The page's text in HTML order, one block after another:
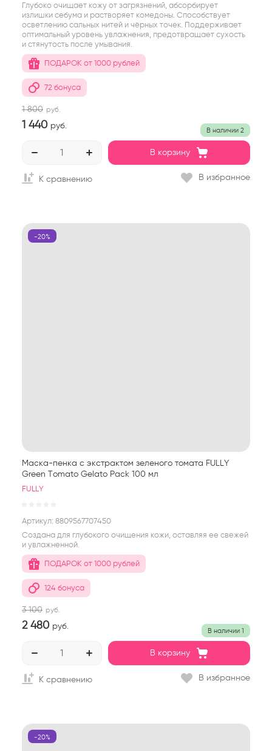
Глубоко очищает кожу от загрязнений, абсорбирует
излишки себума и растворяет комедоны. Способствует
осветлению сальных нитей и чёрных точек. Поддерживает
оптимальный уровень увлажнения, предотвращает сухость
и стянутость после умывания.
ПОДАРОК от 1000 рублей
72 бонуса
В наличии 2
1 800 руб.
1 440 руб.
В корзину
К сравнению В избранное
-20%
Маска-пенка с экстрактом зеленого томата FULLY
Green Tomato Gelato Pack 100 мл
FULLY
Артикул: 8809567707450
Создана для глубокого очищения кожи, оставляя ее свежей
и увлажненной.
ПОДАРОК от 1000 рублей
124 бонуса
В наличии 1
3 100 руб.
2 480 руб.
В корзину
К сравнению В избранное
-20%